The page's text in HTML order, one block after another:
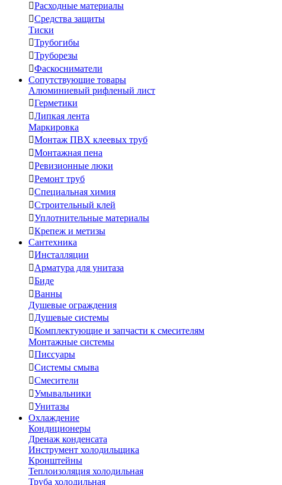
Расходные материалы
Средства защиты
Тиски
Трубогибы
Труборезы
Фаскосниматели
Сопутствующие товары
Алюминиевый рифленый лист
Герметики
Липкая лента
Маркировка
Монтаж ПВХ клеевых труб
Монтажная пена
Ревизионные люки
Ремонт труб
Специальная химия
Строительный клей
Уплотнительные материалы
Крепеж и метизы
Сантехника
Инсталляции
Арматура для унитаза
Биде
Ванны
Душевые ограждения
Душевые системы
Комплектующие и запчасти к смесителям
Монтажные системы
Писсуары
Системы смыва
Смесители
Умывальники
Унитазы
Охлаждение
Кондиционеры
Дренаж конденсата
Инструмент холодильщика
Кронштейны
Теплоизоляция холодильная
Труба холодильная